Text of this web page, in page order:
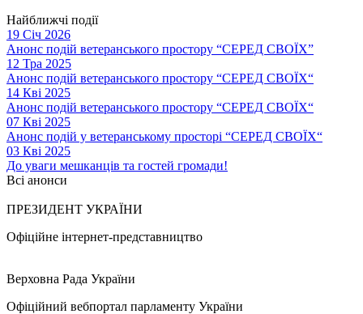
Найближчі події
19 Січ 2026
Анонс подій ветеранського простору “СЕРЕД СВОЇХ”
12 Тра 2025
Анонс подій ветеранського простору “СЕРЕД СВОЇХ“
14 Кві 2025
Анонс подій ветеранського простору “СЕРЕД СВОЇХ“
07 Кві 2025
Анонс подій у ветеранському просторі “СЕРЕД СВОЇХ“
03 Кві 2025
До уваги мешканців та гостей громади!
Всі анонси
ПРЕЗИДЕНТ УКРАЇНИ
Офіційне інтернет-представництво
Верховна Рада України
Офіційний вебпортал парламенту України